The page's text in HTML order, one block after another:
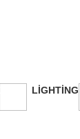
LIGHTING